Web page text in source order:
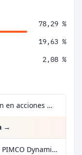
78,29 %
19,63 %
2,08 %
Más de 4.500 planes de inversión en acciones desde 1 €
→
Más datos fundamentales sobre PIMCO Dynamic Income Opportunities Fund en Parqet